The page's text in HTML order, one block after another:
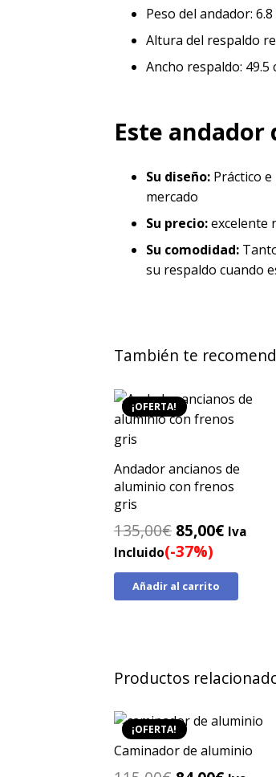
Peso del andador: 6.8
Altura del respaldo
Ancho respaldo: 49.5
Este
Su diseño: Práctico
mercado
Su precio:excelente
Su comodidad:
su respaldo cuando
También te
¡OFERTA!
Andador ancianos de
aluminio con frenos
gris
135,00€ El
precio
original
era:
85,00€El
actual
Iva
Incluido(-37%)
Añadir al carrito
Productos
¡OFERTA!
Caminador de aluminio